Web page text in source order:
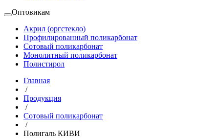
Оптовикам
Акрил (оргстекло)
Профилированный поликарбонат
Сотовый поликарбонат
Монолитный поликарбонат
Полистирол
Главная
/
Продукция
/
Сотовый поликарбонат
/
Полигаль КИВИ